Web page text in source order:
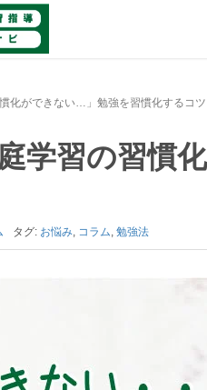
化ができない…」勉強を習慣化するコツ
庭学習の習慣
タグ: お悩み, コラム, 勉強法